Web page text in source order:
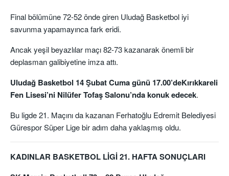
Final bölümüne 72-52 önde giren Uludağ Basketbol iyi
savunma yapamayınca fark eridi.
Ancak yeşil beyazlılar maçı 82-73 kazanarak önemli bir
deplasman galibiyetine imza attı.
Uludağ Basketbol 14 Şubat Cuma günü 17.00’deKırıkkareli
Fen Lisesi’ni Nilüfer Tofaş Salonu’nda konuk edecek.
Bu ligde 21. Maçını da kazanan Ferhatoğlu Edremit Belediyesi
Gürespor Süper Lige bir adım daha yaklaşmış oldu.
KADINLAR BASKETBOL LİGİ 21. HAFTA SONUÇLARI